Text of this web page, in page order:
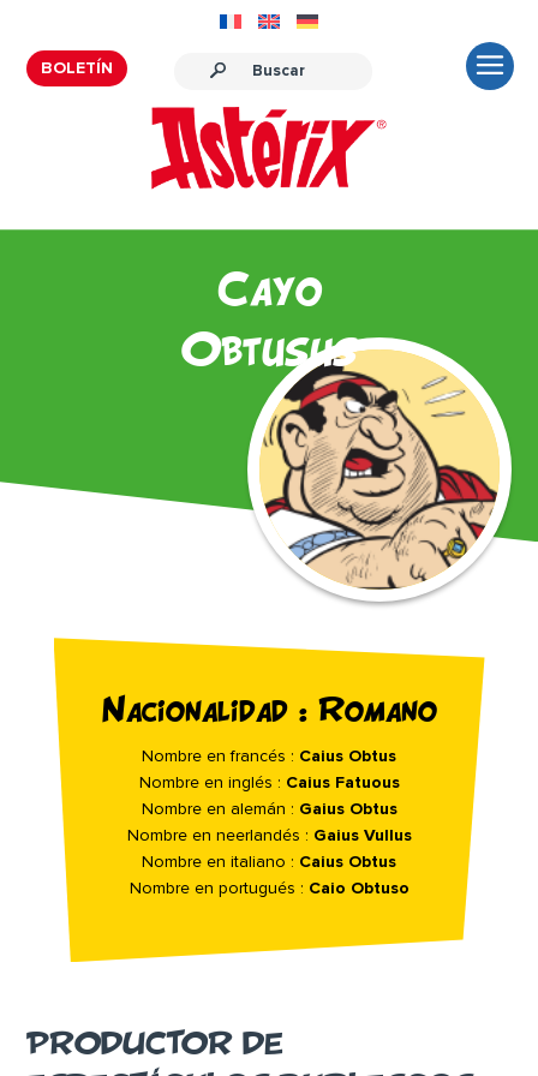
BOLETÍN
Cayo
Obtusus
Nacionalidad : Romano
Nombre en francés : Caius Obtus
Nombre en inglés : Caius Fatuous
Nombre en alemán : Gaius Obtus
Nombre en neerlandés : Gaius Vullus
Nombre en italiano : Caius Obtus
Nombre en portugués : Caio Obtuso
PRODUCTOR DE